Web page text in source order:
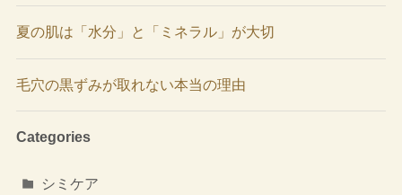
夏の肌は「水分」と「ミネラル」が大切
毛穴の黒ずみが取れない本当の理由
Categories
シミケア